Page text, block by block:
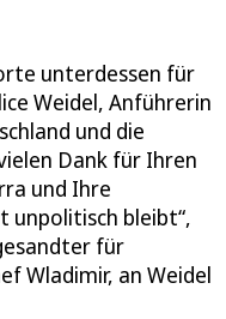
unterdessen für
Weidel, Anführerin
und die
Dank für Ihren
und Ihre
unpolitisch bleibt“,
für
Wladimir, an Weidel